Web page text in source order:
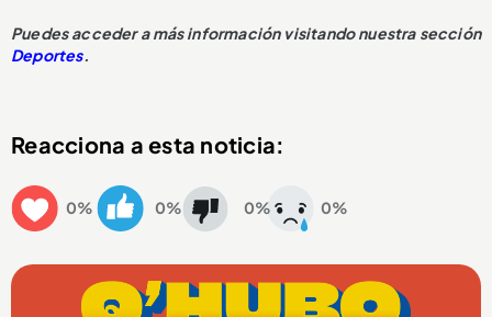
Puedes acceder a más información visitando nuestra sección
Deportes.
Reacciona a esta noticia:
0% 0% 0% 0%